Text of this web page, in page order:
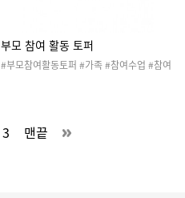
부모 참여 활동 토퍼
#부모참여활동토퍼 #가족 #참여수업 #참여
할아버지 #토퍼 #참여활동토퍼 #가족참여 #
3 맨끝